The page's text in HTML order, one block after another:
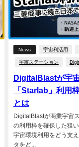
News 宇宙利活用
宇宙ステーション
DigitalBlastが宇
「Starlab」利用
とは
DigitalBlastが商業宇宙
の利用枠を確保した狙
宇宙環境利用をどう支
タをど...